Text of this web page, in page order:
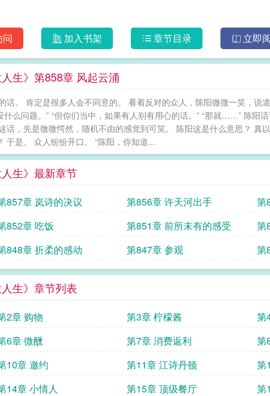
问 加入书架 章节目录 立即
生》第858章 风起云涌
。 肯定是很多人会不同意的。 看着反对的众人，陈阳微微一笑，说
什么问题。” “但你们当中，如果有人别有用心的话。” “那就……” 陈阳
话，先是微微愕然，随机不由的感觉到可笑。 陈阳这是什么意思？ 真
于是。 众人纷纷开口。 “陈阳，你知道...
生》最新章节
857章 岚诗的决议 第856章 许天河出手
第
852章 吃饭 第851章 前所未有的感受
第
848章 折柔的感动 第847章 参观 第
生》章节列表
2章 购物 第3章 柠檬酱
第
6章 微醺 第7章 消费返利
第
10章 邀约 第11章 江诗丹顿
第
14章 小情人 第15章 顶级餐厅
第